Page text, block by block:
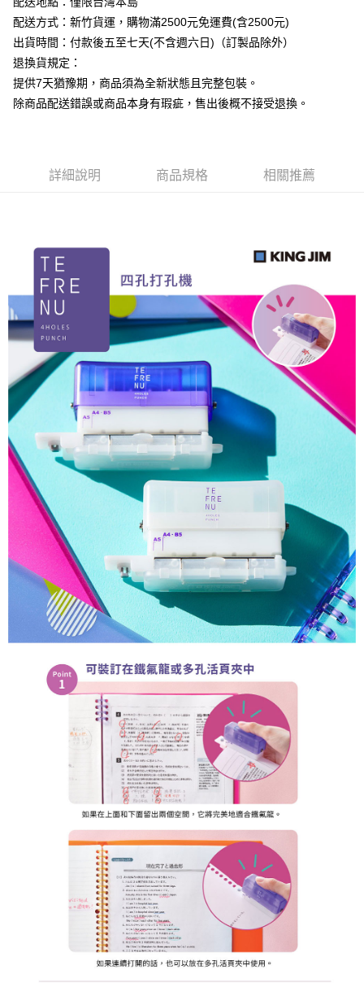
配送方式：新竹貨運，購物滿2500元免運費(含2500元)
出貨時間：付款後五至七天(不含週六日)（訂製品除外）
退換貨規定：
提供7天猶豫期，商品須為全新狀態且完整包裝。
除商品配送錯誤或商品本身有瑕疵，售出後概不接受退換。
詳細說明 商品規格 相關推薦